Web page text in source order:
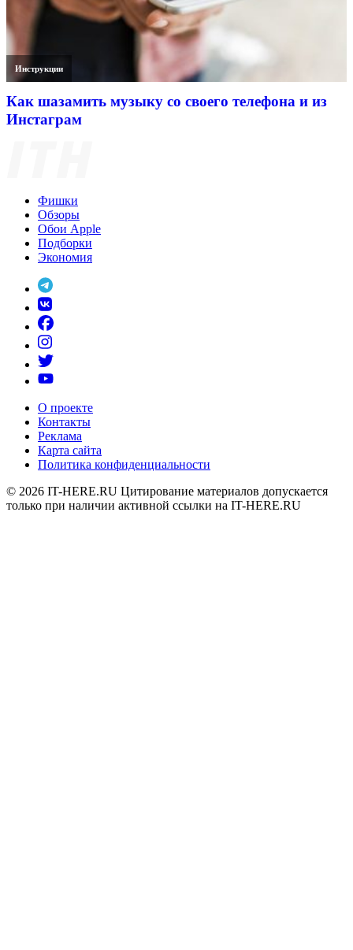
Инструкции
Как шазамить музыку со своего телефона и из
Инстаграм
Фишки
Обзоры
Обои Apple
Подборки
Экономия
О проекте
Контакты
Реклама
Карта сайта
Политика конфиденциальности
© 2026 IT-HERE.RU Цитирование материалов допускается
только при наличии активной ссылки на IT-HERE.RU